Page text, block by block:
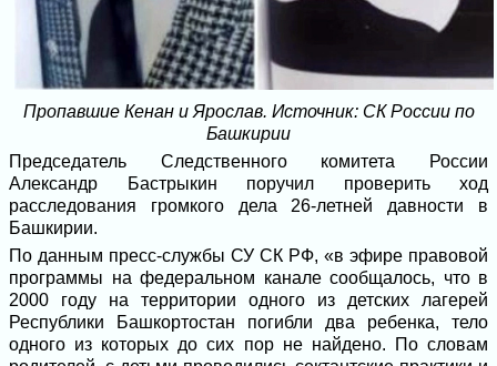
Пропавшие Кенан и Ярослав. Источник: СК России по
Башкирии
Председатель Следственного комитета России
Александр Бастрыкин поручил проверить ход
расследования громкого дела 26-летней давности в
Башкирии.
По данным пресс-службы СУ СК РФ, «в эфире правовой
программы на федеральном канале сообщалось, что в
2000 году на территории одного из детских лагерей
Республики Башкортостан погибли два ребенка, тело
одного из которых до сих пор не найдено. По словам